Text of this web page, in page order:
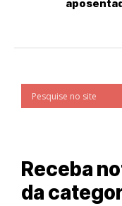
Receba
da